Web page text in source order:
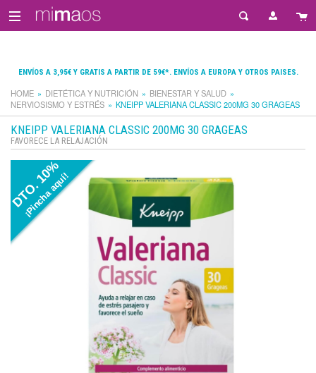
ENVÍOS A 3,95€ Y GRATIS A PARTIR DE 59€*. ENVÍOS A EUROPA Y OTROS PAISES.
HOME DIETÉTICA Y NUTRICIÓN
BIENESTAR Y SALUD
NERVIOSISMO Y ESTRÉS
KNEIPP VALERIANA CLASSIC 200MG 30 GRAGEAS
KNEIPP VALERIANA CLASSIC 200MG 30 GRAGEAS
FAVORECE LA RELAJACIÓN
DTO. 10%
¡Pincha aquí!